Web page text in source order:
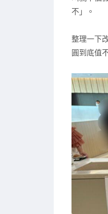
不」。
整理一下
圓到底值